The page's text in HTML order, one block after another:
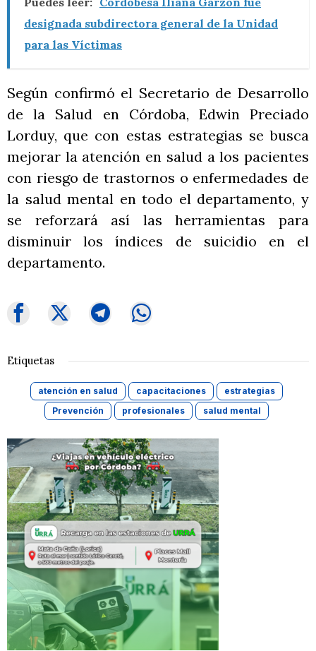
designada subdirectora general de la Unidad
para las Víctimas
Según confirmó el Secretario de Desarrollo
de la Salud en Córdoba, Edwin Preciado
Lorduy, que con estas estrategias se busca
mejorar la atención en salud a los pacientes
con riesgo de trastornos o enfermedades de
la salud mental en todo el departamento, y
se reforzará así las herramientas para
disminuir los índices de suicidio en el
departamento.
Etiquetas
atención en salud capacitaciones
estrategias
Prevención
profesionales salud mental